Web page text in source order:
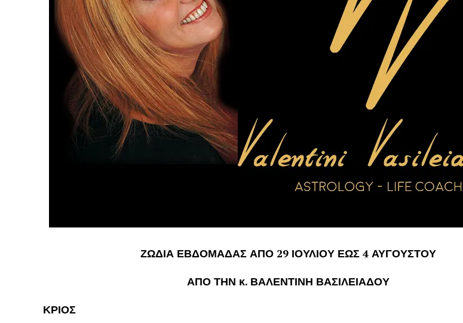
ΖΩΔΙΑ ΕΒΔΟΜΑΔΑΣ ΑΠΟ 29 ΙΟΥΛΙΟΥ ΕΩΣ 4 ΑΥΓΟΥΣΤΟΥ
ΑΠΟ ΤΗΝ κ. ΒΑΛΕΝΤΙΝΗ ΒΑΣΙΛΕΙΑΔΟΥ
ΚΡΙΟΣ